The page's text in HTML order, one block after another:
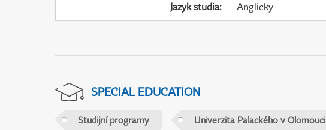
Jazyk studia: Anglicky
SPECIAL EDUCATION
Studijní programy Univerzita Palackého v Olomouci